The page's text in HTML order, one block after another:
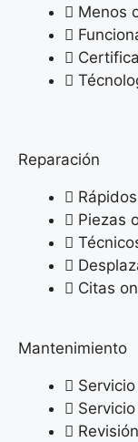
Menos
Reparación
Piezas
Citas
Mantenimiento